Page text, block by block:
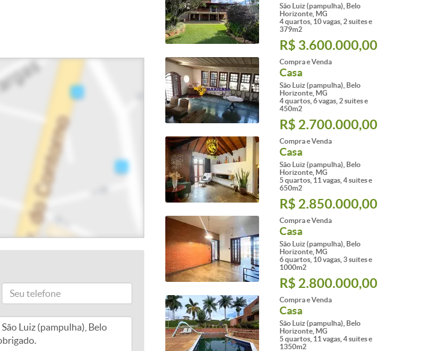
São Luiz (pampulha), Belo
Horizonte, MG
4 quartos, 10 vagas, 2 suites e
379m2
R$ 3.600.000,00
Compra e Venda
Casa
São Luiz (pampulha), Belo
Horizonte, MG
4 quartos, 6 vagas, 2 suites e
450m2
R$ 2.700.000,00
Compra e Venda
Casa
São Luiz (pampulha), Belo
Horizonte, MG
5 quartos, 11 vagas, 4 suites e
650m2
R$ 2.850.000,00
Compra e Venda
Casa
São Luiz (pampulha), Belo
Horizonte, MG
6 quartos, 10 vagas, 3 suites e
1000m2
R$ 2.800.000,00
Compra e Venda
Casa
São Luiz (pampulha), Belo
Horizonte, MG
5 quartos, 11 vagas, 4 suites e
1350m2